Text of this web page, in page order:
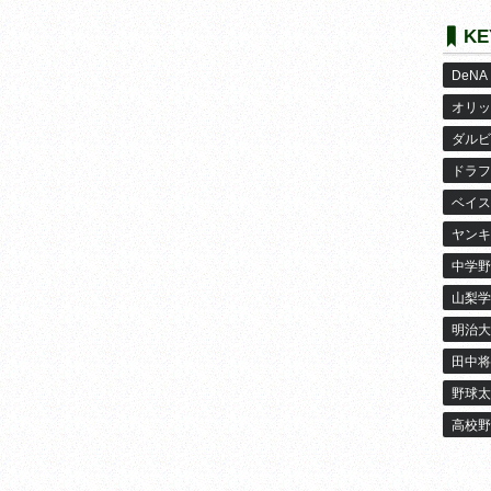
DeNA
オリ
ダル
ドラ
ベイ
ヤン
中学
山梨
明治大
田中
野球
高校